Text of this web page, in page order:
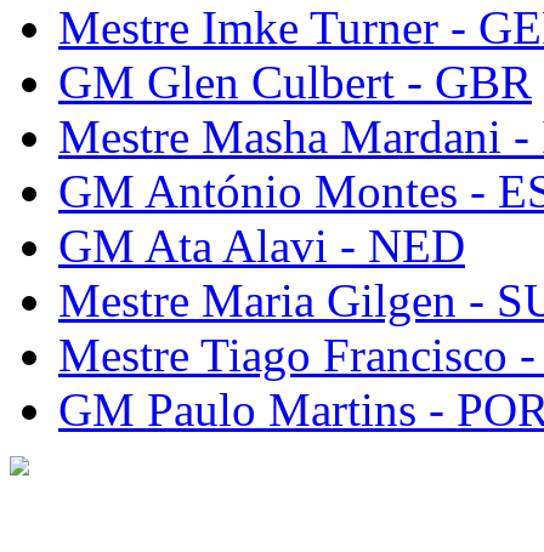
Mestre Imke Turner -
GM Glen Culbert - GBR
Mestre Masha Mardani
GM António Montes -
GM Ata Alavi - NED
Mestre Maria Gilgen -
Mestre Tiago Francisco
GM Paulo Martins -